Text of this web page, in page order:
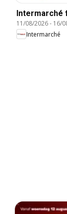
Intermarché
11/08/2026- 16/
Intermarché